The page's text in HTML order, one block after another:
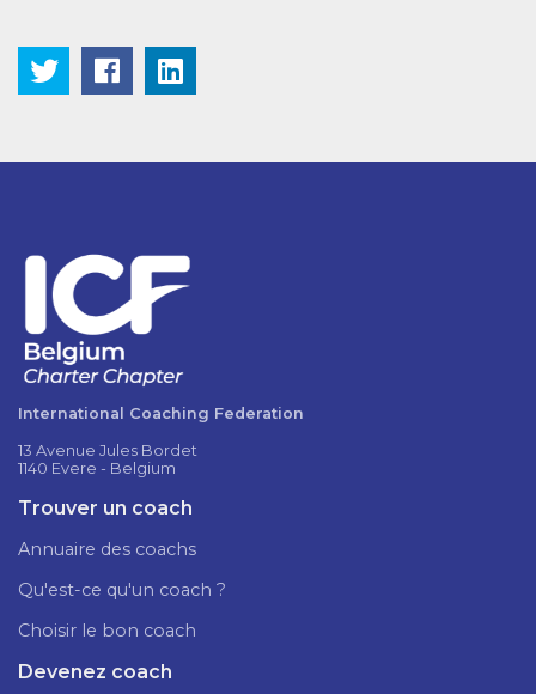
International Coaching Federation
13 Avenue Jules Bordet
1140 Evere - Belgium
Trouver un coach
Annuaire des coachs
Qu'est-ce qu'un coach ?
Choisir le bon coach
Devenez coach